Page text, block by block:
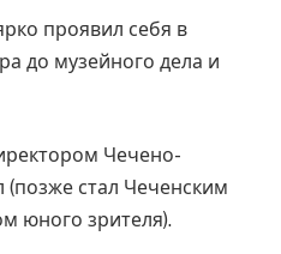
проявил себя в
до музейного дела и
Чечено-
(позже стал Чеченским
юного зрителя).